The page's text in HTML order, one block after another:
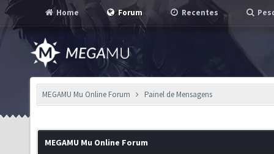
Home Forum Recentes
MEGAMU Mu Online Forum Painel de Mensagens
MEGAMU Mu Online Forum